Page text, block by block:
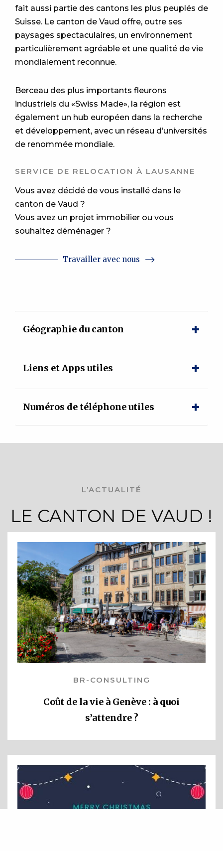
fait aussi partie des cantons les plus peuplés de
Suisse. Le canton de Vaud offre, outre ses
paysages spectaculaires, un environnement
particulièrement agréable et une qualité de vie
mondialement reconnue.
Berceau des plus importants fleurons
industriels du «Swiss Made», la région est
également un hub européen dans la recherche
et développement, avec un réseau d’universités
de renommée mondiale.
SERVICE DE RELOCATION À LAUSANNE
Vous avez décidé de vous installé dans le
canton de Vaud ?
Vous avez un projet immobilier ou vous
souhaitez déménager ?
Travailler avec nous
Géographie du canton
Liens et Apps utiles
Numéros de téléphone utiles
L’ACTUALITÉ
LE CANTON DE VAUD !
BR-CONSULTING
Coût de la vie à Genève : à quoi
s’attendre ?